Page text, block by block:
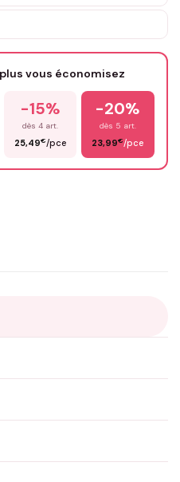
DEMANDE ✨
✅ Validation avant fabrication
vous économisez
-15%
dès 4 art.
25,49€/pce
-20%
dès 5 art.
23,99€/pce